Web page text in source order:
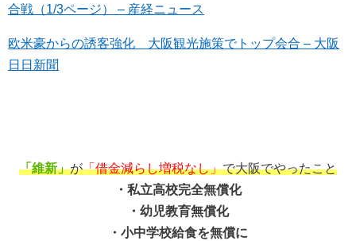
合戦（1/3ページ） – 産経ニュース
欧米豪からの誘客強化 大阪観光施策でトップ会合 – 大阪
日日新聞
「維新」が「借金減らし増税なし」で大阪でやったこと
・私立高校完全無償化
・幼児教育無償化
・小中学校給食を無償に